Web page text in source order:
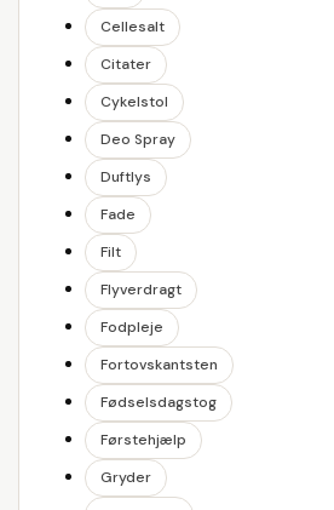
Cellesalt
Citater
Cykelstol
Deo Spray
Duftlys
Fade
Filt
Flyverdragt
Fodpleje
Fortovskantsten
Fødselsdagstog
Førstehjælp
Gryder